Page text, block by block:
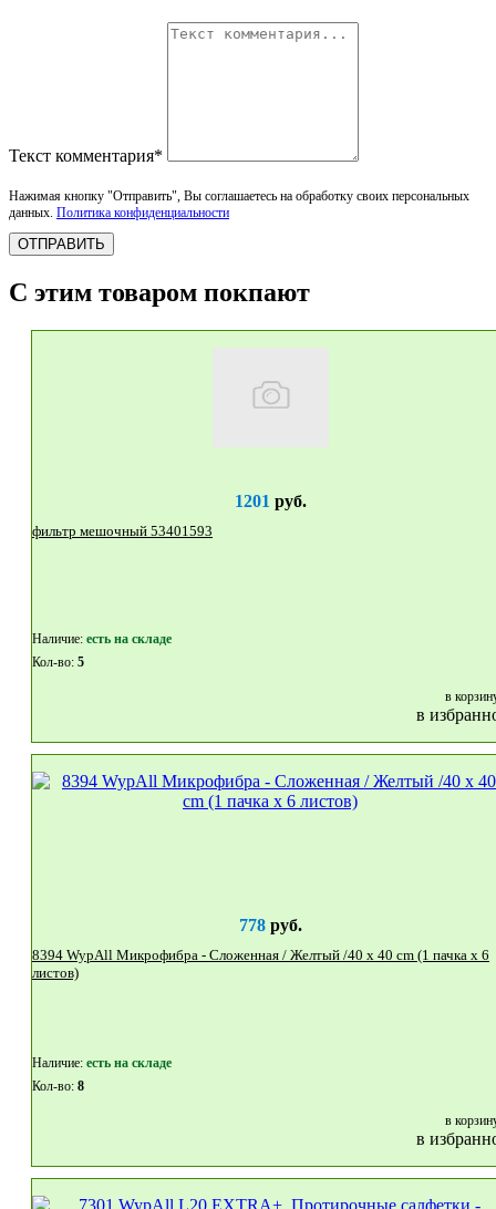
Текст комментария*
Нажимая кнопку "Отправить", Вы соглашаетесь на обработку своих персональных
данных. Политика конфиденциальности
ОТПРАВИТЬ
С этим товаром покпают
1201 руб.
фильтр мешочный 53401593
Наличие: eсть на складе
Кол-во: 5
в
в
778руб.
8394 WypAll Микрофибра - Сложенная / Желтый /40 x 40 cm (1 пачка x 6
листов)
Наличие: eсть на складе
Кол-во: 8
в
в